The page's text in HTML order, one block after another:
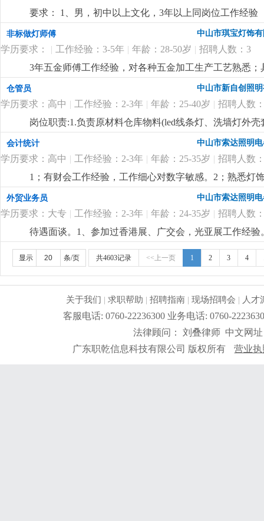
要求： 1、男，初中以上文化，3年以上同岗位工作经
程灯饰厂工作经验优先。更详细...
非标做灯师傅 中山市琪宝灯饰
学历要求： | 工作经验：3-5年 | 年龄：28-50岁 | 招聘人数：3
3年五金师傅工作经验，对各种五金加工生产工艺熟悉
尽快想出解决方案。更详细...
仓管员 中山市新自创照
学历要求：高中 | 工作经验：2-3年 | 年龄：25-40岁 | 招聘人数
岗位职责:1.负责原材料仓库物料(led线条灯、洗墙灯外
盘点，保持数据准确性3.负责仓库物料进出单据整理录
会计统计 中山市索达照明
学历要求：高中 | 工作经验：2-3年 | 年龄：25-35岁 | 招聘人数
1；有财会工作经验，工作细心对数字敏感。2；熟悉灯
核算，懂看产品bom表。更详细...
外贸业务员 中山市索达照明
学历要求：大专 | 工作经验：2-3年 | 年龄：24-35岁 | 招聘人数
待遇面谈。1、参加过香港展、广交会，光亚展工作经
也有客户平台收入可观。更详细...
显示 条/页 共4603记录 <<上一页 1 2 3 4
关于我们 |求职帮助 |招聘指南 |现场招聘会 | 人才
客服电话: 0760-22236300 业务电话: 0760-
法律顾问： 刘叠律师 中文网
广东职乾信息科技有限公司 版权所有
营业